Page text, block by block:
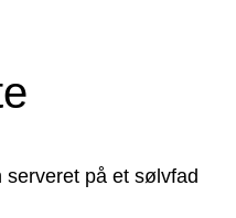
på et sølvfad